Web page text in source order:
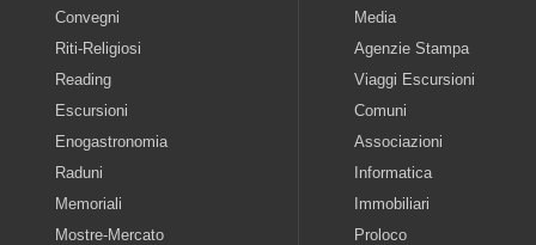
Convegni
Riti-Religiosi
Reading
Escursioni
Enogastronomia
Raduni
Memoriali
Mostre-Mercato
Media
Agenzie Stampa
Viaggi Escursioni
Comuni
Associazioni
Informatica
Immobiliari
Proloco